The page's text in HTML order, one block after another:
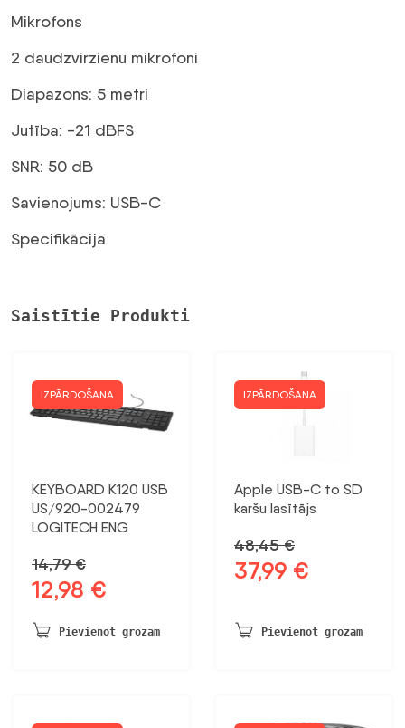
Mikrofons
2 daudzvirzienu mikrofoni
Diapazons: 5 metri
Jutība: -21 dBFS
SNR: 50 dB
Savienojums: USB-C
Specifikācija
Saistītie Produkti
IZPĀRDOŠANA
KEYBOARD K120 USB
US/920-002479
LOGITECH ENG
14,79€
Sākotnējā
bija:
12,98 €
ir:
Pievienot grozam
IZPĀRDOŠANA
Apple USB-C to SD
karšu lasītājs
48,45€
Sākotnējā
48,45 €.
37,99 €
37,99 €.
Pievienot grozam